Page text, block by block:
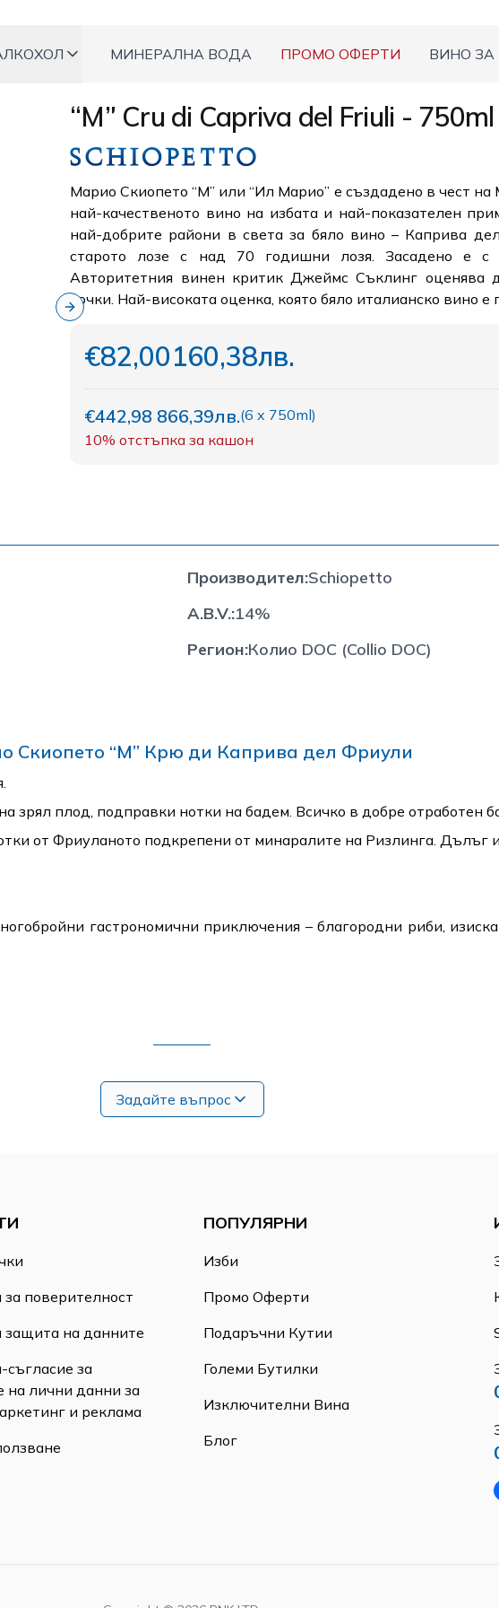
МИНЕРАЛНА ВОДА ПРОМО ОФЕРТИ
ВИНО
Next slide
“M” Cru di Capriva del Friuli - 750ml
Марио Скиопето “М” или “Ил Марио” е създадено в чест
най-качественото вино на избата и най-показателен
най-добрите райони в света за бяло вино – Каприва
старото лозе с над 70 годишни лозя. Засадено е
Авторитетния винен критик Джеймс Съклинг оценява
точки. Най-високата оценка, която бяло италианско вино е
€82,00160,38лв.
€442,98 866,39лв.(6 x 750ml)
10% отстъпка за кашон
Производител:Schiopetto
A.B.V.:14%
Регион:Колио DOC (Collio DOC)
Скиопето “М” Крю ди Каприва дел Фриули
зрял плод, подправки нотки на бадем. Всичко в добре отработен
от Фриуланото подкрепени от минаралите на Ризлинга. Дълъг
гастрономични приключения – благородни риби,
Задайте въпрос
поверителност
защита на данните
за
на лични данни за
и реклама
ПОПУЛЯРНИ
Изби
Промо Оферти
Подаръчни Кутии
Големи Бутилки
Изключителни Вина
Блог